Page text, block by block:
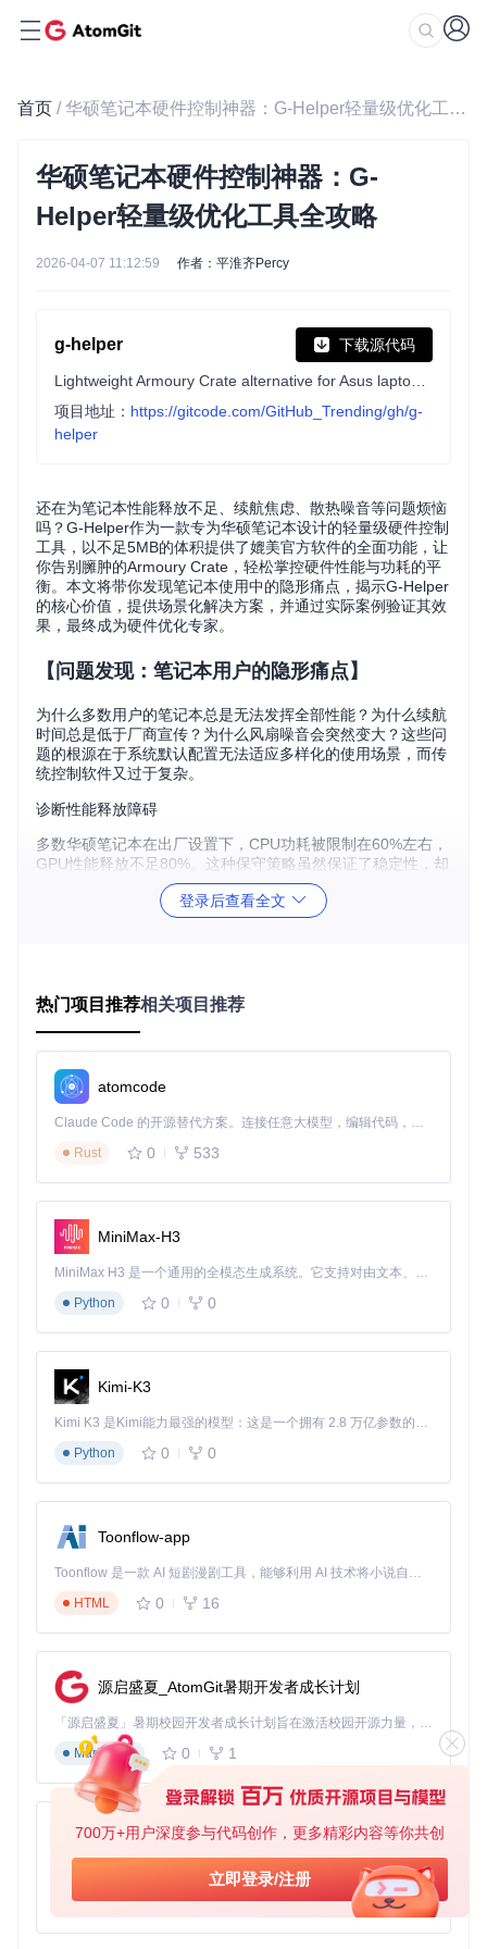
700万+用户深度参与代码创作，更多精彩内容等你共创
立即登录/注册
首页 / 华硕笔记本硬件控制神器：G-Helper轻量级优化工具全攻略
华硕笔记本硬件控制神器：G-
Helper轻量级优化工具全攻略
2026-04-07 11:12:59 作者：平淮齐Percy
g-helper 下载源代码
项目地址： https://gitcode.com/GitHub_Trending/gh/g-
helper
还在为笔记本性能释放不足、续航焦虑、散热噪音等问题烦恼
吗？G-Helper作为一款专为华硕笔记本设计的轻量级硬件控制
工具，以不足5MB的体积提供了媲美官方软件的全面功能，让
你告别臃肿的Armoury Crate，轻松掌控硬件性能与功耗的平
衡。本文将带你发现笔记本使用中的隐形痛点，揭示G-Helper
的核心价值，提供场景化解决方案，并通过实际案例验证其效
果，最终成为硬件优化专家。
【问题发现：笔记本用户的隐形痛点】
为什么多数用户的笔记本总是无法发挥全部性能？为什么续航
时间总是低于厂商宣传？为什么风扇噪音会突然变大？这些问
题的根源在于系统默认配置无法适应多样化的使用场景，而传
统控制软件又过于复杂。
诊断性能释放障碍
多数华硕笔记本在出厂设置下，CPU功耗被限制在60%左右，
GPU性能释放不足80%。这种保守策略虽然保证了稳定性，却
让用户无法体验硬件的真实实力。特别是ROG和TUF系列游戏
本，默认设置下的性能表现往往比宣传参数低15-20%。
电量。这是因为系统无法智能调节硬件功耗，独显持续运行、
屏幕刷新率居高不下、后台进程不断唤醒，这些隐形功耗杀手
正在吞噬你的电池寿命。
解密散热系统的认知误区
用户普遍认为"风扇转速越高散热效果越好"，实则不然。当转
速超过80%时，散热效率提升不足5%，噪音却增加15分贝以
缩短使用寿命。
图：G-Helper主界面展示了性能模式切换、GPU控制和屏幕设
置等核心功能区
【价值主张：重新定义硬件控制体验】
用户带来了全新的硬件控制体验。
打造轻量级性能控制中心
才能提供的核心功能。内存占用始终保持在10MB以下，启动
通过深入分析用户使用习惯，G-Helper将复杂的硬件参数转化
为直观的场景模式。无论是移动办公、游戏娱乐还是内容创
策略和屏幕设置，实现"所想即所得"的智能体验。
内置硬件监控模块实时采集CPU、GPU温度和功耗数据，通过
智能算法分析使用模式，为用户提供个性化的优化建议。例
如，当检测到持续高负载时，自动推荐调整风扇曲线；当发现
电池长期满电状态，提醒设置充电阈值保护电池。
图：G-Helper硬件监控界面显示5W低功耗状态下的系统表现
【解决方案：五大核心功能详解】
如何将G-Helper的价值转化为实际使用体验？以下五大核心功
能将帮助你全面掌控笔记本硬件，实现性能与功耗的精准平
登录后查看全文
热门项目推荐相关项目推荐
atomcode
Claude Code 的开源替代方案。连接任意大模型，编辑代码，运行命令，自动验证 — 全自动执行。用 Rust 构建，极致性能。 ｜ An open-source alternative to Claude Code. Connect any LLM, edit code, run commands, and verify changes — autonomously. Built in Rust for speed. Get Started
Rust
0 533
MiniMax-H3
MiniMax H3 是一个通用的全模态生成系统。它支持对由文本、图像、视频和音频组成的多模态上下文进行统一理解，并能生成分辨率高达 2K、时长可达 15 秒的带原生立体声音频的视频。得益于面向任务泛化的系统设计，H3 在预训练阶段就已具备广泛的多模态上下文理解与生成能力，能够出色地执行复杂的多模态指令。
Python
0 0
Kimi-K3
Kimi K3 是Kimi能力最强的模型：这是一个拥有 2.8 万亿参数的混合专家（MoE）模型，具备原生视觉理解能力，并支持 100 万 token 的上下文窗口。
Python
0 0
Toonflow-app
Toonflow 是一款 AI 短剧漫剧工具，能够利用 AI 技术将小说自动转化为剧本，并结合 AI 生成的图片和视频，实现高效的短剧创作。借助 Toonflow，可以轻松完成从文字到影像的全流程，让短剧制作变得更加智能与便捷。
HTML
0 16
源启盛夏_AtomGit暑期开发者成长计划
「源启盛夏」暑期校园开发者成长计划旨在激活校园开源力量，通过积分激励、认证扶持、资源倾斜等形式，引导高校组织和开发者完成「入驻 — 建项目 — 做贡献 — 获认证 — 得资源」的完整闭环。无论你是想带领社团入驻平台的组织者，还是希望用代码贡献证明自己的开发者，都能在这里找到属于你的成长路径。
Markdown
0 1
AionUi
免费、本地、开源的 24/7 全天候 Cowork 应用，以及适用于 Gemini CLI、Claude Code、Codex、OpenCode、Qwen Code、Goose CLI、Auggie 等的 OpenClaw | 🌟 喜欢就点star吧
TypeScript
0 6